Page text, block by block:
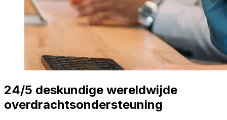
24/5 deskundige wereldwijde
overdrachtsondersteuning